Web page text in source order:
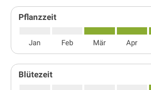
Pflanzzeit
Jan Feb Mär Apr
Blütezeit